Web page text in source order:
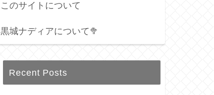
このサイトについて
黒城ナディアについて🥦
Recent Posts